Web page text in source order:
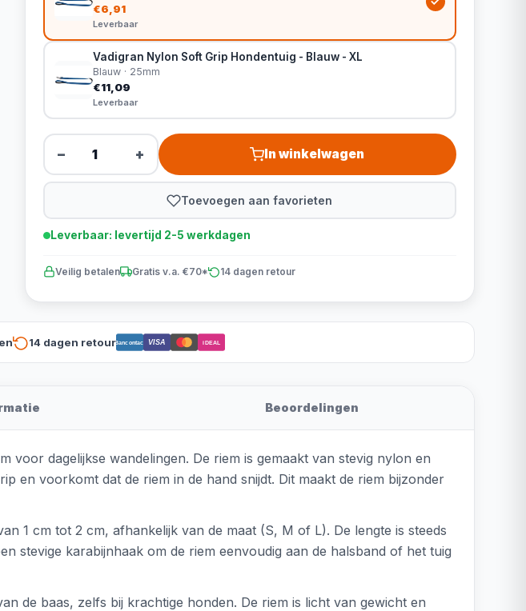
€6,91
Leverbaar
Vadigran Nylon Soft Grip Hondentuig - Blauw - XL
Blauw · 25mm
€11,09
Leverbaar
− + In winkelwagen
Toevoegen aan favorieten
Leverbaar: levertijd 2-5 werkdagen
Veilig betalen Gratis v.a. €70* 14 dagen retour
14 dagen retourBancontact VISA iDEAL
Beoordelingen
dagelijkse wandelingen. De riem is gemaakt van stevig nylon en
en voorkomt dat de riem in de hand snijdt. Dit maakt de riem bijzonder
1 cm tot 2 cm, afhankelijk van de maat (S, M of L). De lengte is steeds
stevige karabijnhaak om de riem eenvoudig aan de halsband of het tuig
de baas, zelfs bij krachtige honden. De riem is licht van gewicht en